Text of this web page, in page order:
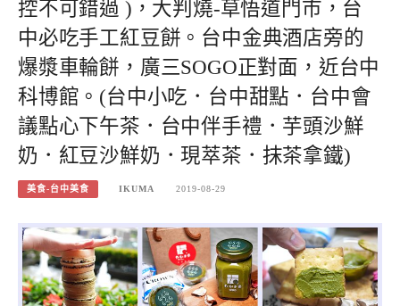
控不可錯過 )，大判燒-草悟道門市，台
中必吃手工紅豆餅。台中金典酒店旁的
爆漿車輪餅，廣三SOGO正對面，近台中
科博館。(台中小吃．台中甜點．台中會
議點心下午茶．台中伴手禮．芋頭沙鮮
奶．紅豆沙鮮奶．現萃茶．抹茶拿鐵)
美食-台中美食 IKUMA 2019-08-29